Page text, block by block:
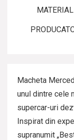
MATERIAL
Macheta
unul dintre cele
supercar-uri
Inspirat din
supranumit